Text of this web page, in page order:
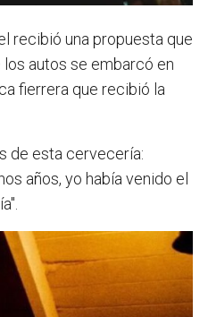
autos se embarcó en
fierrera que recibió la
de esta cervecería:
años, yo había venido el